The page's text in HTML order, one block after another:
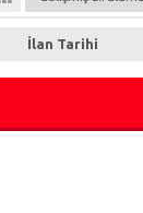
İlan Tarihi